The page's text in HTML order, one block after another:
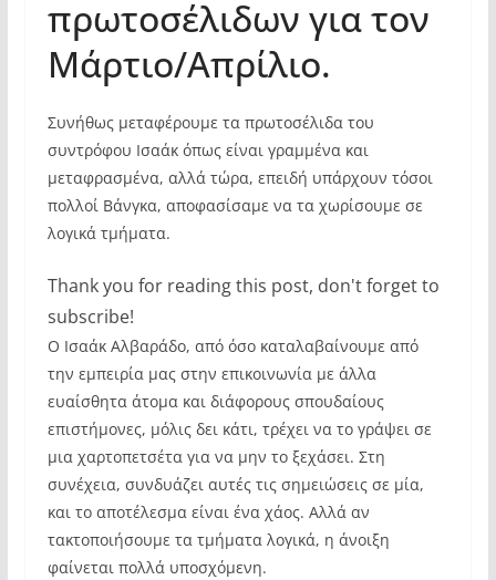
πρωτοσέλιδων για τον
Μάρτιο/Απρίλιο.
Συνήθως μεταφέρουμε τα πρωτοσέλιδα του
συντρόφου Ισαάκ όπως είναι γραμμένα και
μεταφρασμένα, αλλά τώρα, επειδή υπάρχουν τόσοι
πολλοί Βάνγκα, αποφασίσαμε να τα χωρίσουμε σε
λογικά τμήματα.
Thank you for reading this post, don't forget to
subscribe!
Ο Ισαάκ Αλβαράδο, από όσο καταλαβαίνουμε από
την εμπειρία μας στην επικοινωνία με άλλα
ευαίσθητα άτομα και διάφορους σπουδαίους
επιστήμονες, μόλις δει κάτι, τρέχει να το γράψει σε
μια χαρτοπετσέτα για να μην το ξεχάσει. Στη
συνέχεια, συνδυάζει αυτές τις σημειώσεις σε μία,
και το αποτέλεσμα είναι ένα χάος. Αλλά αν
τακτοποιήσουμε τα τμήματα λογικά, η άνοιξη
φαίνεται πολλά υποσχόμενη.